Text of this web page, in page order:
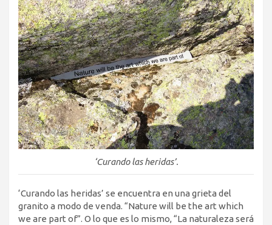
‘Curando las heridas’.
‘Curando las heridas’ se encuentra en una grieta del
granito a modo de venda. “Nature will be the art which
we are part of”. O lo que es lo mismo, “La naturaleza será